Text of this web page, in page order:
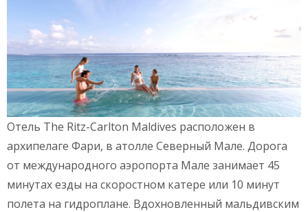
Отель The Ritz-Carlton Maldives расположен в
архипелаге Фари, в атолле Северный Мале. Дорога
от международного аэропорта Мале занимает 45
минутах езды на скоростном катере или 10 минут
полета на гидроплане. Вдохновленный мальдивским